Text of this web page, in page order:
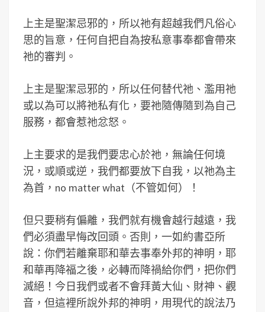
上主是聖潔忌邪的，所以祂有超越我們凡俗心
思的旨意，任何自把自為按私意事奉都會帶來
祂的審判。
上主是聖潔忌邪的，所以任何替代祂、濫用祂
或以為可以將祂私有化，要祂隨傳隨到為自己
服務，都會惹祂忿怒。
上主要求的是我們要忠心於祂，無論任何境
況，或順或逆，我們都要放下自我，以祂為主
為首，no matter what（不管如何）！
但只要稍有偏離，我們就有機會越行越遠，我
們必須盡早悔改回頭。否則，一如約書亞所
說：你們若離棄耶和華去事奉外邦的神明，耶
和華再降福之後，必轉而降禍給你們，把你們
滅絕！今日我們或者不會拜黃大仙、財神、觀
音，但這裡所說外邦的神明，用現代的說法乃